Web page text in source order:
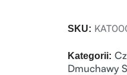
SKU:
Kategorii:
Dmuchawy